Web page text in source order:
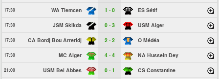
17:30 WA Tlemcen 1 - 0 ES Sétif
17:30 JSM Skikda 0 - 3 USM Alger
17:30 CA Bordj Bou Arreridj 2 - 2 O Médéa
17:30 MC Alger 4 - 4 NA Hussein Dey
21:00 USM Bel Abbes 0 - 1 CS Constantine